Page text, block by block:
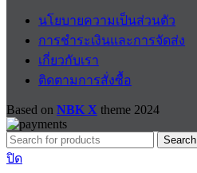
นโยบายความเป็นส่วนตัว
การชำระเงินและการจัดส่ง
เกี่ยวกับเรา
ติดตามการสั่งซื้อ
Based on NBK X theme 2024
Search
ปิด